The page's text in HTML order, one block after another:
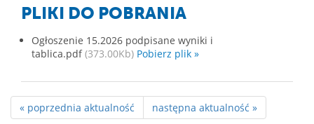
PLIKI DO POBRANIA
Ogłoszenie 15.2026 podpisane wyniki i
tablica.pdf(373.00Kb) Pobierz plik »
« poprzednia aktualność następna aktualność »